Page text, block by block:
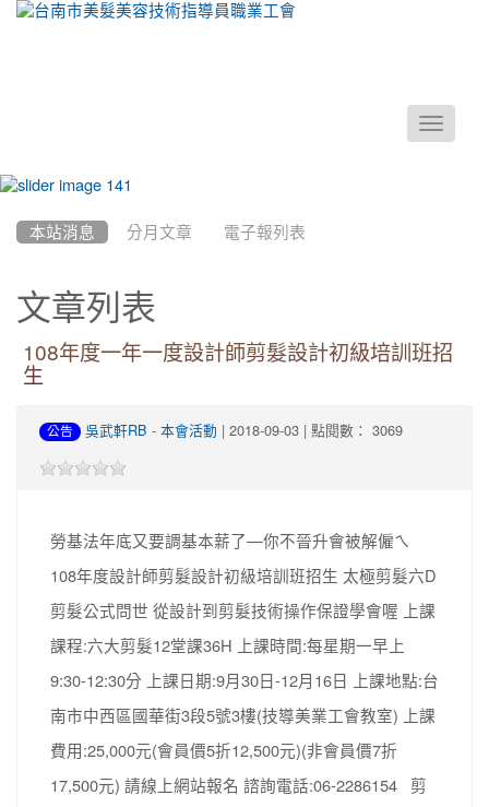
Toggle
本站消息 分月文章 電子報列表
文章列表
108年度一年一度設計師剪髮設計初級培訓班招
生
公告 吳武軒RB - 本會活動 | 2018-09-03 | 點閱數： 3069
勞基法年底又要調基本薪了—你不晉升會被解僱ㄟ
108年度設計師剪髮設計初級培訓班招生 太極剪髮六D
剪髮公式問世 從設計到剪髮技術操作保證學會喔 上課
課程:六大剪髮12堂課36H 上課時間:每星期一早上
9:30-12:30分 上課日期:9月30日-12月16日 上課地點:台
南市中西區國華街3段5號3樓(技導美業工會教室) 上課
費用:25,000元(會員價5折12,500元)(非會員價7折
17,500元) 請線上網站報名 諮詢電話:06-2286154 剪